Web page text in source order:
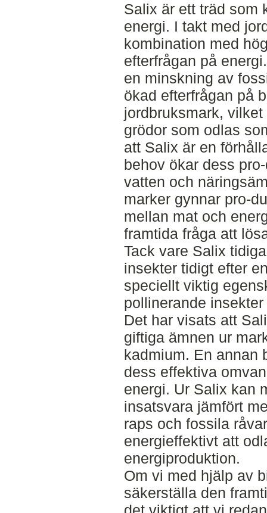
Salix är ett träd som
energi. I takt med
kombination med
efterfrågan på
en minskning av
ökad efterfrågan på
jordbruksmark,
grödor som odlas
att Salix är en
behov ökar dess
vatten och
marker gynnar pro-
mellan mat och
framtida fråga att
Tack vare Salix
insekter tidigt efter
speciellt viktig
pollinerande
Det har visats att
giftiga ämnen ur
kadmium. En annan
dess effektiva
energi. Ur Salix kan
insatsvara jämfört
raps och fossila
energieffektivt att
energiproduktion.
Om vi med hjälp av
säkerställa den